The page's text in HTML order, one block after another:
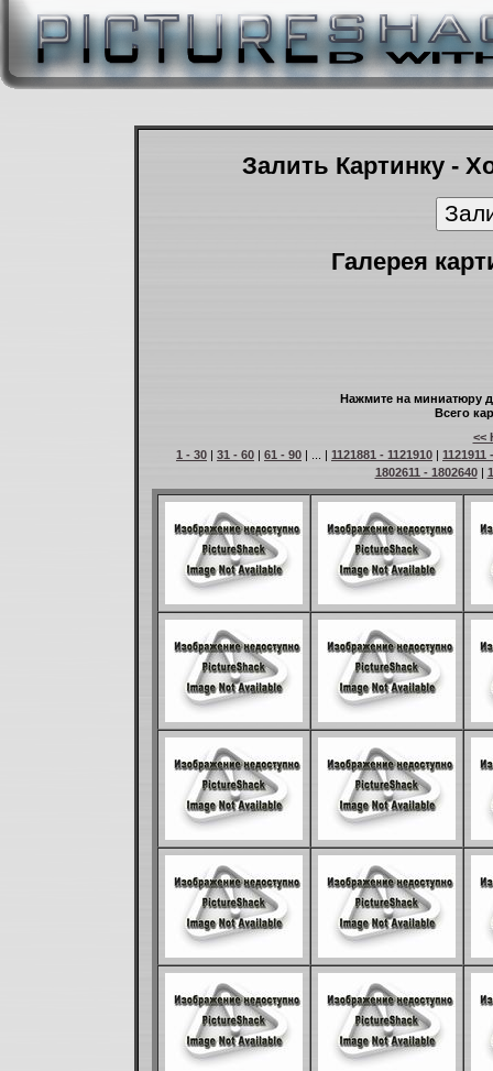
Залить Картинку -
Галерея
Нажмите на миниатюру
Всего
<<
1 - 30 | 31 - 60 | 61 - 90 | ... | 1121881 - 1121910 | 1121911
1802611 - 1802640|